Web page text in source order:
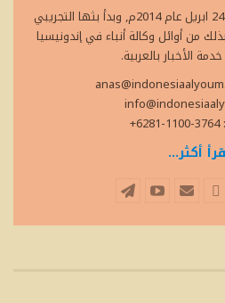
وتأسس إندونيسيا اليوم في 24 ابريل عام 2014م, وبدأ بثها التجريبي
لتكون بذلك من أوائل وكالة أنباء في إندونيسيا
الأخبار بالعربية.
أكثر...